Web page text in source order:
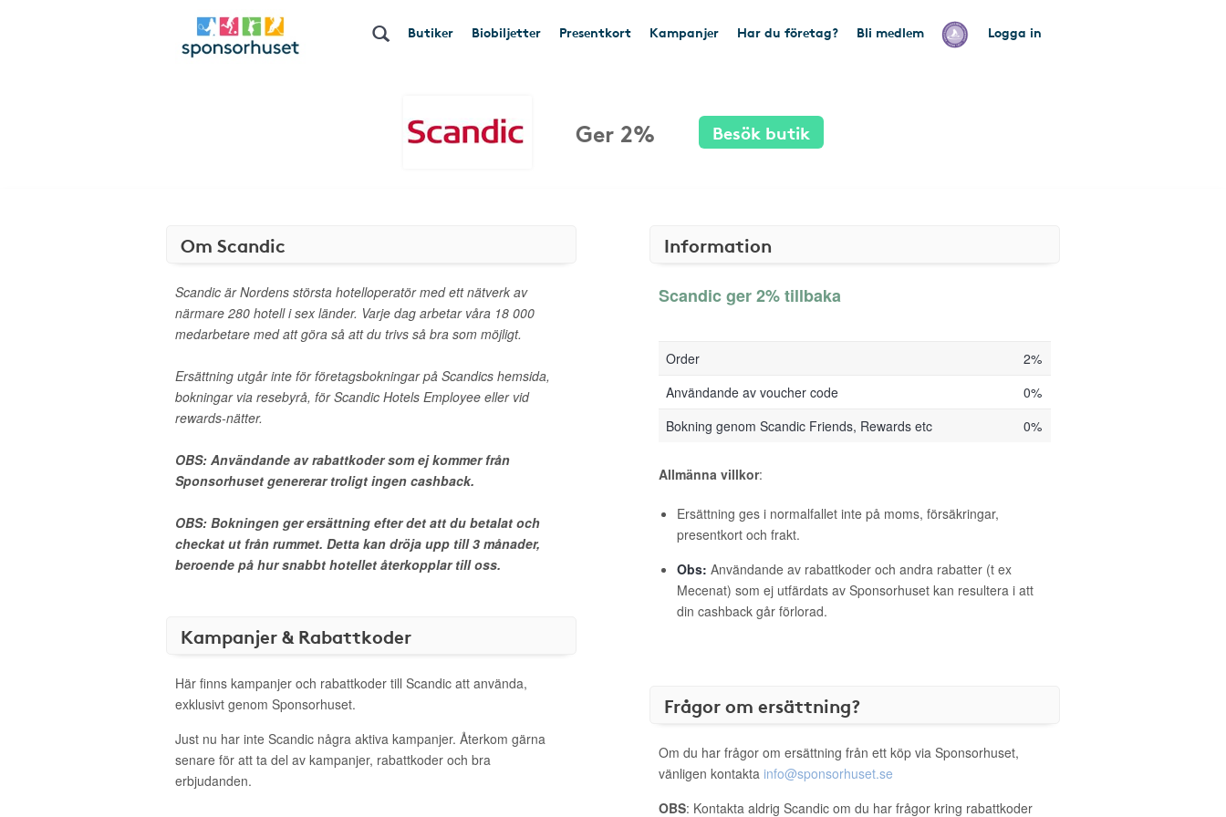
Butiker Biobiljetter Presentkort Kampanjer Har du företag? Bli medlem Logga in
Ger 2% Besök butik
Om Scandic
Scandic är Nordens största hotelloperatör med ett nätverk av
närmare 280 hotell i sex länder. Varje dag arbetar våra 18 000
medarbetare med att göra så att du trivs så bra som möjligt.
Ersättning utgår inte för företagsbokningar på Scandics hemsida,
bokningar via resebyrå, för Scandic Hotels Employee eller vid
rewards-nätter.
OBS: Användande av rabattkoder som ej kommer från
Sponsorhuset genererar troligt ingen cashback.
OBS: Bokningen ger ersättning efter det att du betalat och
checkat ut från rummet. Detta kan dröja upp till 3 månader,
beroende på hur snabbt hotellet återkopplar till oss.
Kampanjer & Rabattkoder
Här finns kampanjer och rabattkoder till Scandic att använda,
exklusivt genom Sponsorhuset.
Just nu har inte Scandic några aktiva kampanjer. Återkom gärna
senare för att ta del av kampanjer, rabattkoder och bra
erbjudanden.
Information
Scandic ger 2% tillbaka
Order
2%
Användande av voucher code
0%
Bokning genom Scandic Friends, Rewards etc
0%
Allmänna villkor:
Ersättning ges i normalfallet inte på moms, försäkringar,
presentkort och frakt.
Obs: Användande av rabattkoder och andra rabatter (t ex
Mecenat) som ej utfärdats av Sponsorhuset kan resultera i att
din cashback går förlorad.
Frågor om ersättning?
Om du har frågor om ersättning från ett köp via Sponsorhuset,
vänligen kontakta info@sponsorhuset.se
OBS: Kontakta aldrig Scandic om du har frågor kring rabattkoder